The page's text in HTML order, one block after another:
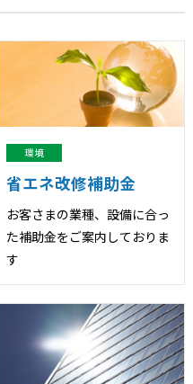
環境
省エネ改修補助金
お客さまの業種、設備に合っ
た補助金をご案内しておりま
す